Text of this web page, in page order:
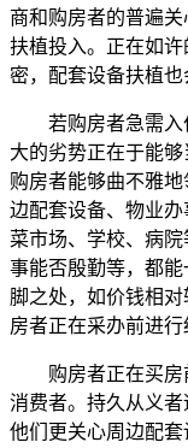
商和购房者的普遍
扶植投入。正在如
密，配套设备扶植也
若购房者急需入
大的劣势正在于能够
购房者能够曲不雅
边配套设备、物业办
菜市场、学校、病
事能否殷勤等，都
脚之处，如价钱相
房者正在采办前进行
购房者正在买房
消费者。持久从义者
他们更关心周边配